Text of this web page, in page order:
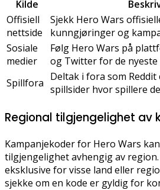
Kilde
Offisiell
nettside
Sjekk Hero Wars
kunngjøringer og
Sosiale
medier
Følg Hero Wars på
og Twitter for de nyeste
Spillfora Deltak i fora som
spillsider hvor spillere
Regional tilgjengelighet av
Kampanjekoder for Hero Wars
tilgjengelighet avhengig av
eksklusive for visse land eller
sjekke om en kode er gyldig for